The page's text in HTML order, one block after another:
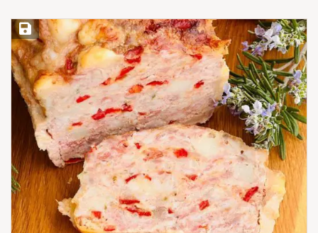
Save Recipe